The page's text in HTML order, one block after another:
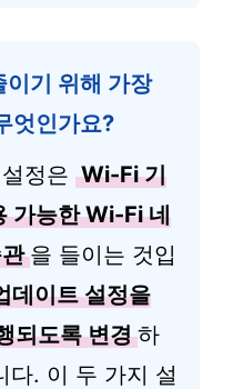
이기 위해 가장
엇인가요?
정은 Wi-Fi 기
가능한 Wi-Fi 네
을 들이는 것입
데이트 설정을
되도록 변경 하
다. 이 두 가지 설